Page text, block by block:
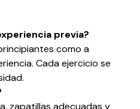
previa?
como a
Cada ejercicio se
zapatillas adecuadas y